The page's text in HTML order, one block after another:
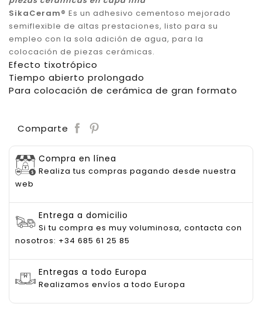
SikaCeram® Es un adhesivo cementoso mejorado
semiflexible de altas prestaciones, listo para su
empleo con la sola adición de agua, para la
colocación de piezas cerámicas.
Efecto tixotrópico
Tiempo abierto prolongado
Para colocación de cerámica de gran formato
Comparte
Compra en línea
Realiza tus compras pagando desde nuestra
web
Entrega a domicilio
Si tu compra es muy voluminosa, contacta con
nosotros: +34 685 61 25 85
Entregas a todo Europa
Realizamos envíos a todo Europa